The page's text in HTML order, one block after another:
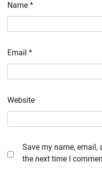
Name *
Email *
Website
Save my name, email,
the next time I